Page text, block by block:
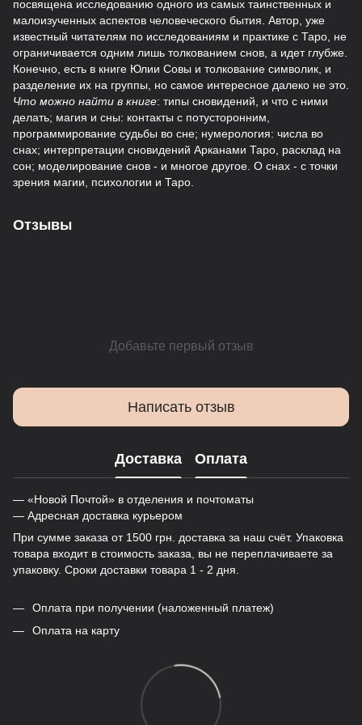
посвящена исследованию одного из самых таинственных и
малоизученных аспектов человеческого бытия. Автор, уже
известный читателям по исследованиям и практике с Таро, не
ограничивается одним лишь толкованием снов, а идет глубже.
Конечно, есть в книге Юлии Совы и толкование символик, и
разделение их на группы, но самое интересное далеко не это.
Что можно найти в книге: типы сновидений, и что с ними
делать; магия и сны: контакты с потусторонним,
программирование судьбы во сне; нумерология: числа во
снах; интерпретации сновидений Арканами Таро, расклад на
сон; моделирование снов - и многое другое. О снах - с точки
зрения магии, психологии и Таро.
Отзывы
Добавьте первый отзыв
Написать отзыв
Доставка Оплата
— «Новой Почтой» в отделения и почтоматы
— Адресная доставка курьером
При сумме заказа от 1500 грн. доставка за наш счёт. Упаковка
товара входит в стоимость заказа, вы не переплачиваете за
упаковку. Сроки доставки товара 1 - 2 дня.
Оплата при получении (наложенный платеж)
Оплата на карту